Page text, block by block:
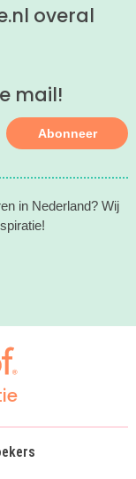
overal
Instagram
mail!
Abonneer
in Nederland? Wij